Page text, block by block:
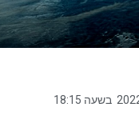
בשעה